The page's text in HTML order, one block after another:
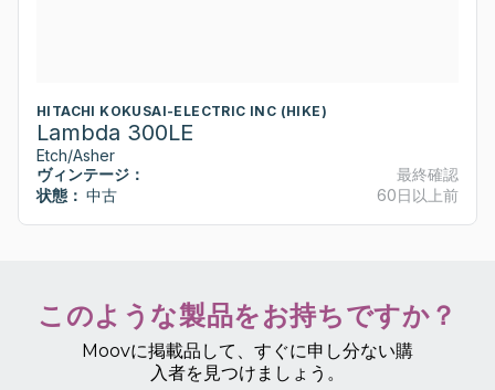
HITACHI KOKUSAI-ELECTRIC INC (HIKE)
Lambda 300LE
Etch/Asher
ヴィンテージ：
状態： 中古
最終確認
60日以上前
このような製品をお持ちですか？
Moovに掲載品して、すぐに申し分ない購
入者を見つけましょう。